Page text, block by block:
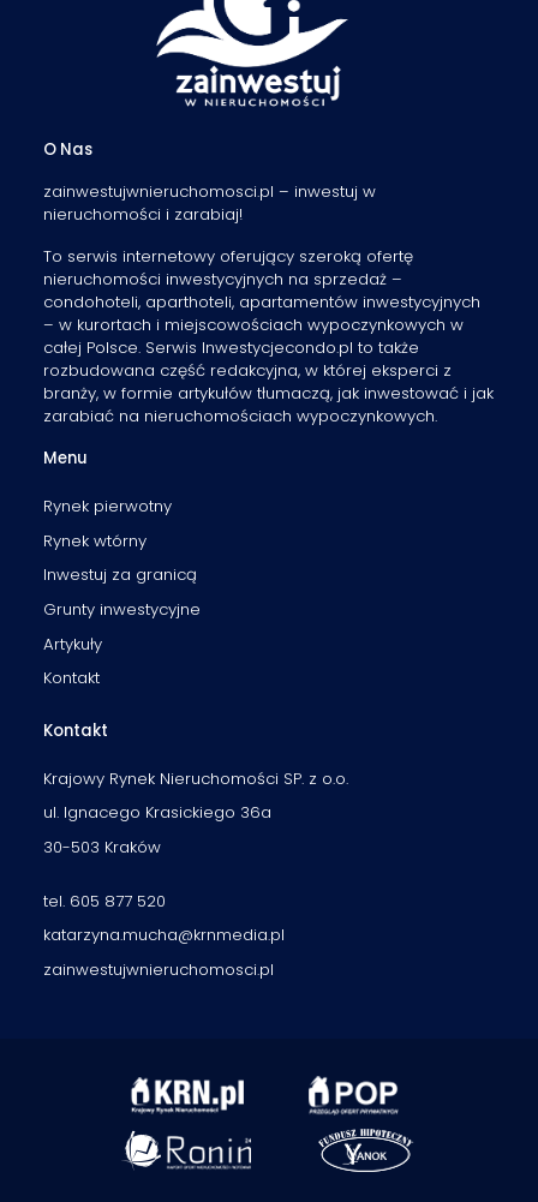
O Nas
zainwestujwnieruchomosci.pl – inwestuj w
nieruchomości i zarabiaj!
To serwis internetowy oferujący szeroką ofertę
nieruchomości inwestycyjnych na sprzedaż –
condohoteli, aparthoteli, apartamentów inwestycyjnych
– w kurortach i miejscowościach wypoczynkowych w
całej Polsce. Serwis Inwestycjecondo.pl to także
rozbudowana część redakcyjna, w której eksperci z
branży, w formie artykułów tłumaczą, jak inwestować i jak
zarabiać na nieruchomościach wypoczynkowych.
Menu
Rynek pierwotny
Rynek wtórny
Inwestuj za granicą
Grunty inwestycyjne
Artykuły
Kontakt
Kontakt
Krajowy Rynek Nieruchomości SP. z o.o.
ul. Ignacego Krasickiego 36a
30-503 Kraków
tel. 605 877 520
katarzyna.mucha@krnmedia.pl
zainwestujwnieruchomosci.pl